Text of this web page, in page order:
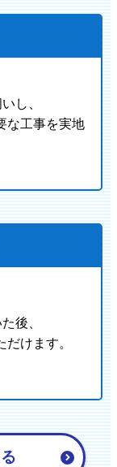
し、
な工事を実地
後、
けます。